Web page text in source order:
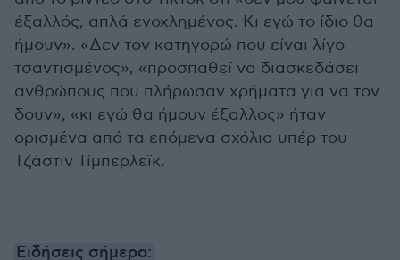
έξαλλός, απλά ενοχλημένος. Κι εγώ το ίδιο θα
ήμουν». «Δεν τον κατηγορώ που είναι λίγο
τσαντισμένος», «προσπαθεί να διασκεδάσει
ανθρώπους που πλήρωσαν χρήματα για να τον
δουν», «κι εγώ θα ήμουν έξαλλος» ήταν
ορισμένα από τα επόμενα σχόλια υπέρ του
Τζάστιν Τίμπερλεϊκ.
Ειδήσεις σήμερα: